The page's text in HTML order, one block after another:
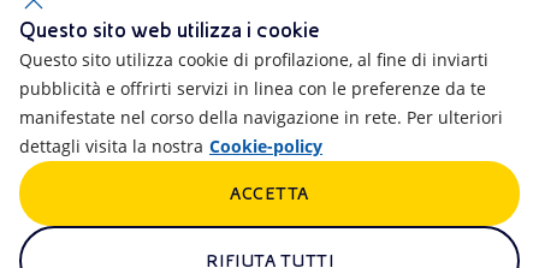
ALTRI LINK
Accessibilità Calendario
Newsletter Intelligenza artificiale
Truffe e Phishing
Questo sito web utilizza i cookie
Questo sito utilizza cookie di profilazione, al fine di inviarti
pubblicità e offrirti servizi in linea con le preferenze da te
manifestate nel corso della navigazione in rete. Per ulteriori
dettagli visita la nostra Cookie-policy
RIFIUTA TUTTI
ACCETTA